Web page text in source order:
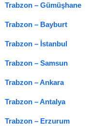
Trabzon – Gümüşhane
Trabzon – Bayburt
Trabzon – İstanbul
Trabzon – Samsun
Trabzon – Ankara
Trabzon – Antalya
Trabzon – Erzurum